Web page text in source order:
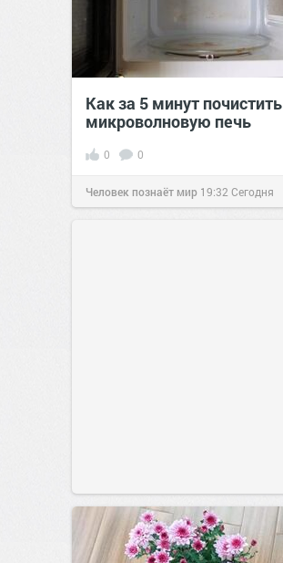
Как за 5 минут почистить
микроволновую печь
0 0
Человек познаёт мир 19:32 Сегодня